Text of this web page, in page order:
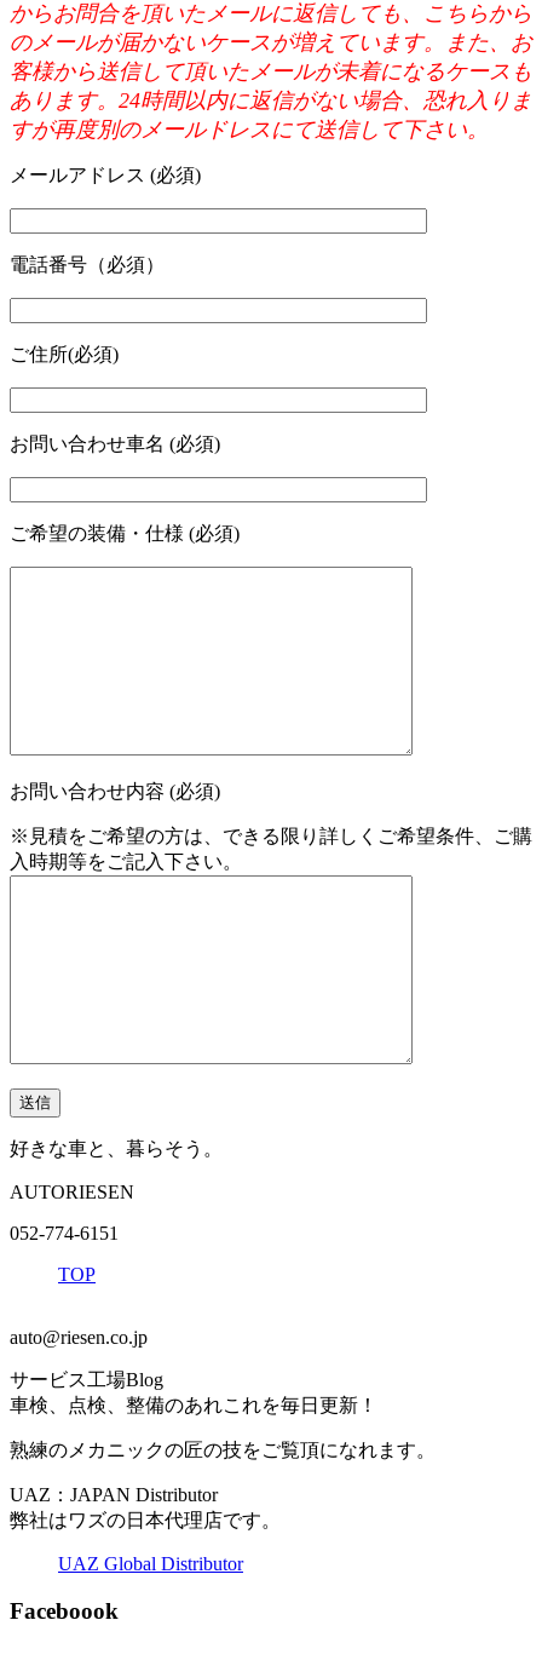
からお問合を頂いたメールに返信しても、こちらから
のメールが届かないケースが増えています。また、お
客様から送信して頂いたメールが未着になるケースも
あります。24時間以内に返信がない場合、恐れ入りま
すが再度別のメールドレスにて送信して下さい。
メールアドレス (必須)
電話番号（必須）
ご住所(必須)
お問い合わせ車名 (必須)
ご希望の装備・仕様 (必須)
お問い合わせ内容 (必須)
※見積をご希望の方は、できる限り詳しくご希望条件、ご購
入時期等をご記入下さい。
好きな車と、暮らそう。
AUTORIESEN
052-774-6151
TOP
auto@riesen.co.jp
サービス工場Blog
車検、点検、整備のあれこれを毎日更新！
熟練のメカニックの匠の技をご覧頂になれます。
UAZ：JAPAN Distributor
弊社はワズの日本代理店です。
UAZ Global Distributor
Faceboook